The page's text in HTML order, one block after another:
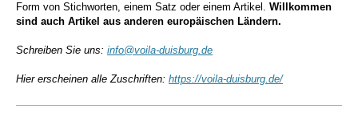
Form von Stichworten, einem Satz oder einem Artikel. Willkommen
sind auch Artikel aus anderen europäischen Ländern.
Schreiben Sie uns: info@voila-duisburg.de
Hier erscheinen alle Zuschriften: https://voila-duisburg.de/